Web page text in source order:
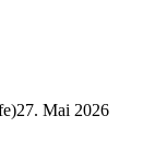
27. Mai 2026